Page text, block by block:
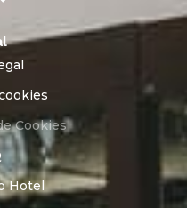
Cookies
Hotel